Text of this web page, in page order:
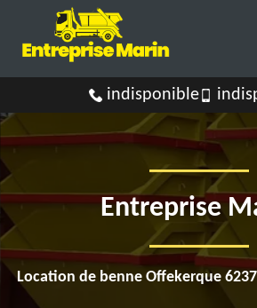
indisponible
Entreprise
Location de benne Offekerque